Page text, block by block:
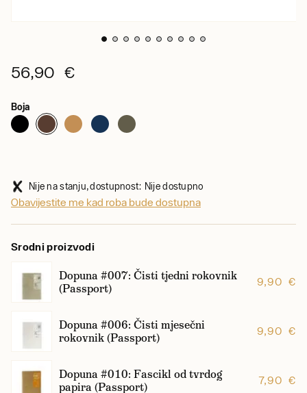
56,90 €
Boja
Nije na stanju, dostupnost: Nije dostupno
Obavijestite me kad roba bude dostupna
Srodni proizvodi
Dopuna #007: Čisti tjedni rokovnik
(Passport)
9,90 €
Dopuna #006: Čisti mjesečni
rokovnik (Passport)
9,90 €
Dopuna #010: Fascikl od tvrdog
papira (Passport)
7,90 €